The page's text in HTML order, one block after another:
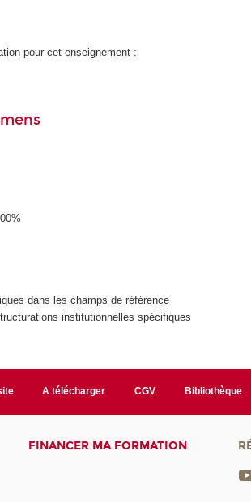
pour cet enseignement :
dans les champs de référence
institutionnelles spécifiques
A télécharger CGV Bibliothèque
FINANCER MA FORMATION